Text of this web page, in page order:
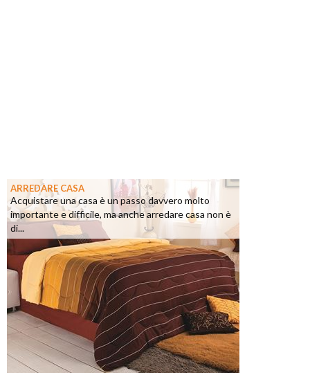
ARREDARE CASA
Acquistare una casa è un passo davvero molto
importante e difficile, ma anche arredare casa non è
di...